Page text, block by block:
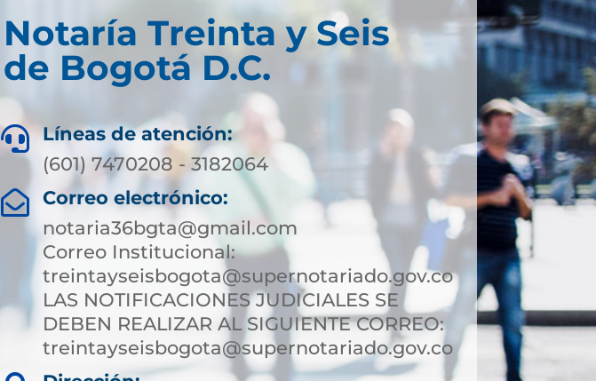
Notaría Treinta y Seis
de Bogotá D.C.
 Líneas de atención:
(601) 7470208 - 3182064

Correo electrónico:
notaria36bgta@gmail.com
Correo Institucional:
treintayseisbogota@supernotariado.gov.co
LAS NOTIFICACIONES JUDICIALES SE
DEBEN REALIZAR AL SIGUIENTE CORREO:
treintayseisbogota@supernotariado.gov.co